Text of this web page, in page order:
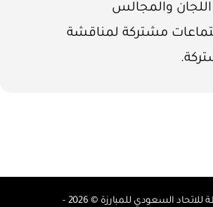
والمجالس
مشتركة لمناقشة
السعودي للمبارزة © 2026 -